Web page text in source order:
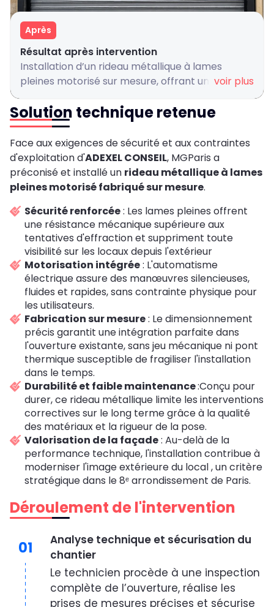
Après
Résultat après intervention
Installation d’un rideau métallique à lames
pleines motorisé sur mesure, offrant un
avec une protection renforcée de la façade et
une utilisation simple et automatisée adaptée à
un environnement professionnel exigeant.
voir plus
Solution technique retenue
Face aux exigences de sécurité et aux contraintes
d'exploitation d'ADEXEL CONSEIL, MGParis a
préconisé et installé un rideau métallique à lames
pleines motorisé fabriqué sur mesure.
Sécurité renforcée: Les lames pleines offrent
une résistance mécanique supérieure aux
tentatives d'effraction et suppriment toute
visibilité sur les locaux depuis l'extérieur
Motorisation intégrée: L'automatisme
électrique assure des manœuvres silencieuses,
fluides et rapides, sans contrainte physique pour
les utilisateurs.
Fabrication sur mesure: Le dimensionnement
précis garantit une intégration parfaite dans
l'ouverture existante, sans jeu mécanique ni pont
thermique susceptible de fragiliser l'installation
dans le temps.
Durabilité et faible maintenance:Conçu pour
durer, ce rideau métallique limite les interventions
correctives sur le long terme grâce à la qualité
des matériaux et la rigueur de la pose.
Valorisation de la façade: Au-delà de la
performance technique, l'installation contribue à
moderniser l'image extérieure du local , un critère
stratégique dans le 8ᵉ arrondissement de Paris.
Déroulement de l'intervention
01
Analyse technique et sécurisation du
chantier
Le technicien procède à une inspection
complète de l’ouverture, réalise les
prises de mesures précises et sécurise